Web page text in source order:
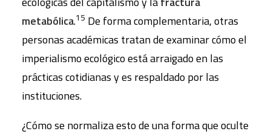
metabólica.15 De forma complementaria, otras
personas académicas tratan de examinar cómo el
imperialismo ecológico está arraigado en las
prácticas cotidianas y es respaldado por las
instituciones.
¿Cómo se normaliza esto de una forma que oculte